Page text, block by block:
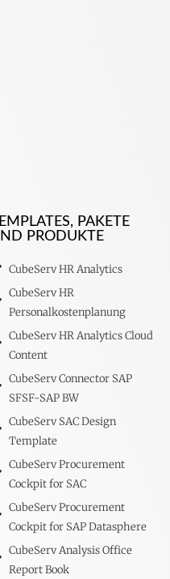
PAKETE
PRODUKTE
CubeServ HR Analytics
CubeServ HR
Personalkostenplanung
CubeServ HR Analytics Cloud
Content
CubeServ Connector SAP
SFSF-SAP BW
CubeServ SAC Design
Template
CubeServ Procurement
Cockpit for SAC
CubeServ Procurement
Cockpit for SAP Datasphere
CubeServ Analysis Office
Report Book